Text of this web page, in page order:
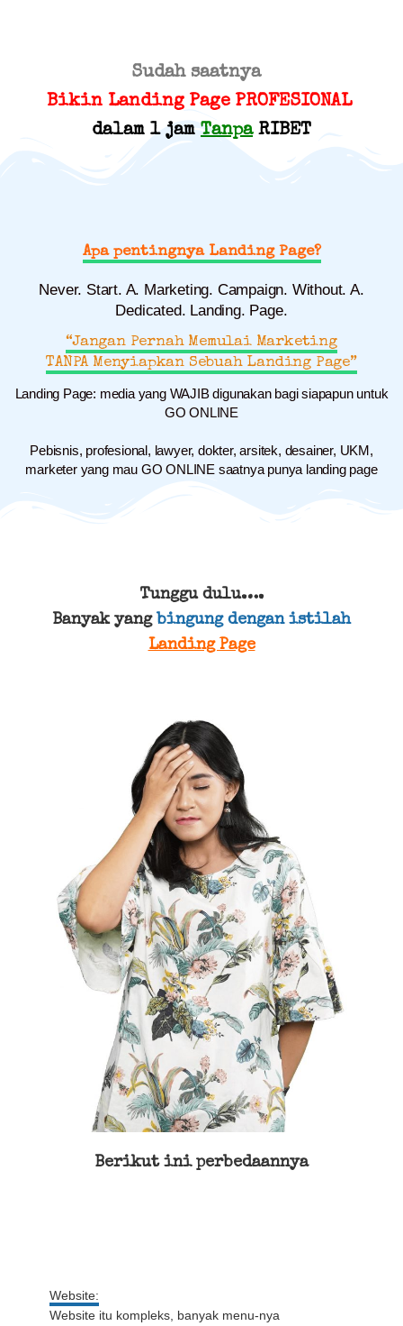
Sudah saatnya
Bikin Landing Page PROFESIONAL
dalam 1 jam Tanpa RIBET
Apa pentingnya Landing Page?
Never. Start. A. Marketing. Campaign. Without. A.
Dedicated. Landing. Page.
“Jangan Pernah Memulai Marketing
TANPA Menyiapkan Sebuah Landing Page”
Landing Page: media yang WAJIB digunakan bagi siapapun untuk
GO ONLINE
Pebisnis, profesional, lawyer, dokter, arsitek, desainer, UKM,
marketer yang mau GO ONLINE saatnya punya landing page
Tunggu dulu….
Banyak yang bingung dengan istilah
Landing Page
Berikut ini perbedaannya
Website:
Website itu kompleks, banyak menu-nya